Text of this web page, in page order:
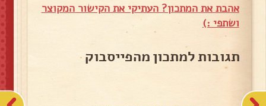
אהבת את המתכון? העתיקי את הקישור המקוצר
ושתפי :)
תגובות למתכון מהפייסבוק